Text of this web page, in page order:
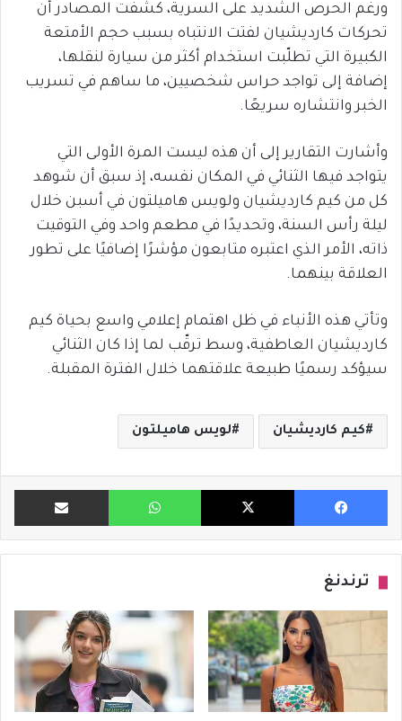
ورغم الحرص الشديد على السرية، كشفت المصادر أن
تحركات كارديشيان لفتت الانتباه بسبب حجم الأمتعة
الكبيرة التي تطلّبت استخدام أكثر من سيارة لنقلها،
إضافة إلى تواجد حراس شخصيين، ما ساهم في تسريب
الخبر وانتشاره سريعًا.
وأشارت التقارير إلى أن هذه ليست المرة الأولى التي
يتواجد فيها الثنائي في المكان نفسه، إذ سبق أن شوهد
كل من كيم كارديشيان ولويس هاميلتون في أسبن خلال
ليلة رأس السنة، وتحديدًا في مطعم واحد وفي التوقيت
ذاته، الأمر الذي اعتبره متابعون مؤشرًا إضافيًا على تطور
العلاقة بينهما.
وتأتي هذه الأنباء في ظل اهتمام إعلامي واسع بحياة كيم
كارديشيان العاطفية، وسط ترقّب لما إذا كان الثنائي
سيؤكد رسميًا طبيعة علاقتهما خلال الفترة المقبلة.
كيم كارديشيان لويس هاميلتون
فيسبوك X واتساب مشاركة
ترندنغ